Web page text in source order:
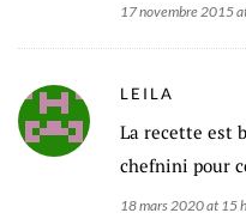
17 novembre 2015
LEILA
La recette est
chefnini pour
18 mars 2020 at 15